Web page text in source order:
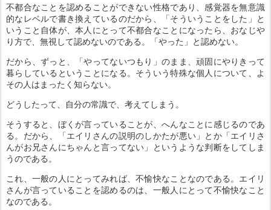
不都合なことを認めることができない性格であり、感覚器を無意識
的なレベルで書き換えているのだから、「そういうことをした」と
いうこと自体が、本人にとって不都合なことになったら、おなじや
り方で、無視して認めないのである。「やった」と認めない。
だから、ずっと、「やってないつもり」のまま、頑固にやりきって
暮らしているということになる。そういう特殊な個人について、よ
その人はまったく知らない。
どうしたって、自分の常識で、考えてしまう。
そうすると、ぼくが言っていることが、へんなことに感じるのであ
る。だから、「エイリさんの説明のしかたが悪い」とか「エイリさ
んがお兄さんにちゃんと言ってない」というような判断をしてしま
うのである。
これ、一般の人にとってみれば、不愉快なことなのである。エイリ
さんが言っていることを認めるのは、一般人にとって不愉快なこと
なのである。